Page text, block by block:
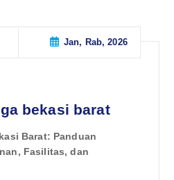
Jan, Rab, 2026
bekasi barat
Barat: Panduan
Fasilitas, dan